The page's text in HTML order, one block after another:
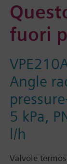
fuori
Angle
5 kPa,
l/h
Valvole